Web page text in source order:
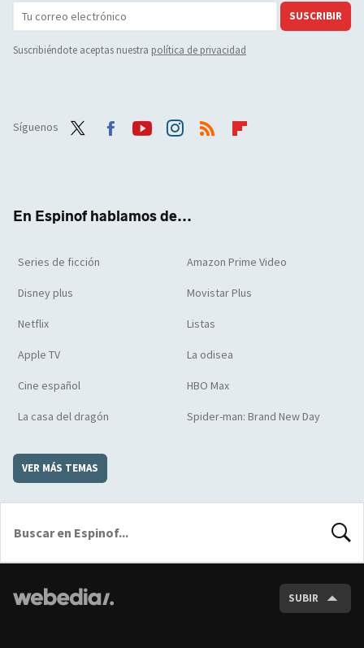
SUSCRIBIR
Suscribiéndote aceptas nuestra política de privacidad
Síguenos
En Espinof hablamos de...
Series de ficción Amazon Prime Video
Disney plus Movistar Plus
Netflix Listas
Apple TV La odisea
Cine español HBO Max
La casa del dragón Spider-man: Brand New Day
VER MÁS TEMAS
SUBIR